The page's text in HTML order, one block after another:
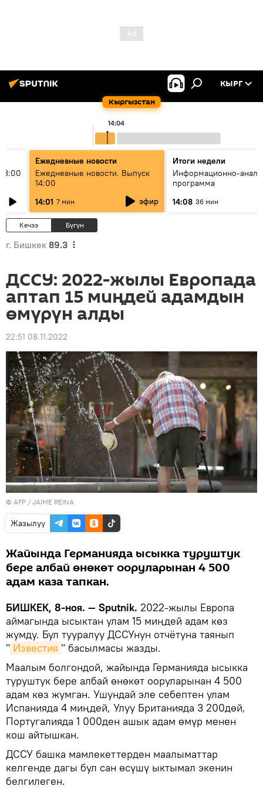
Кыргызстан
КЫРГ
14:04
Ежедневные новости
Ежедневные новости. Выпуск
14:00
14:01 7 мин эфир
Итоги недели
Информационно-
программа
14:08 36 мин
Кечээ Бүгүн
г. Бишкек 89.3
ДССУ: 2022-жылы Европада
аптап 15 миңдей адамдын
өмүрүн алды
22:51 08.11.2022
© AFP / JAIME REINA
Жазылуу
Жайында Германияда ысыкка туруштук
бере албай өнөкөт ооруларынан 4 500
адам каза тапкан.
БИШКЕК, 8-ноя. — Sputnik. 2022-жылы Европа
аймагында ысыктан улам 15 миңдей адам көз
жумду. Бул тууралуу ДССУнун отчётуна таянып
" Известия " басылмасы жазды.
Маалым болгондой, жайында Германияда ысыкка
туруштук бере албай өнөкөт ооруларынан 4 500
адам көз жумган. Ушундай эле себептен улам
Испанияда 4 миңдей, Улуу Британияда 3 200дөй,
Португалияда 1 000ден ашык адам өмүр менен
кош айтышкан.
ДССУ башка мамлекеттерден маалыматтар
келгенде дагы бул сан өсүшү ыктымал экенин
белгилеген.